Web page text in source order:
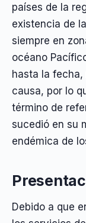
países de la
existencia de
siempre en
océano
hasta la fecha,
causa, por lo
término de
sucedió en su
endémica de
Debido a que